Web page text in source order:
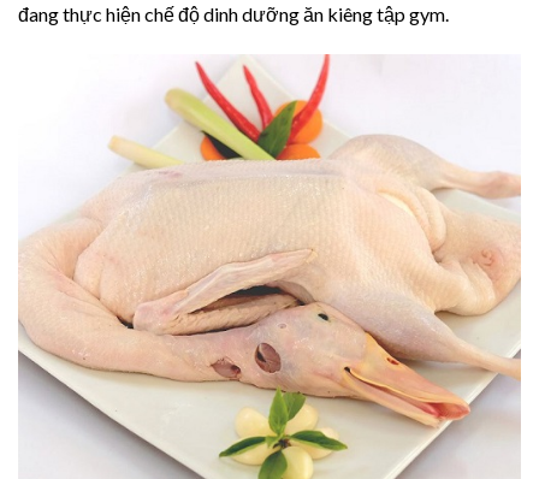
đang thực hiện chế độ dinh dưỡng ăn kiêng tập gym.